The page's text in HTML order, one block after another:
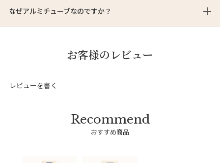
なぜアルミチューブなのですか？
お客様のレビュー
レビューを書く
おすすめ商品